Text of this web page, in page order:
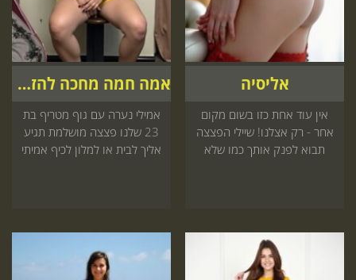
אליסיה
אין עוד אחת כזו בשום מקום
אחר - רק אצלנו! שיילי הפצצה
תבוא לפנק אותך כמו שלא
אמה חמה מחכה להזמנה שלך
אמילי נערה עם גוף מטריף בת
23 שלנו פצצה מושלמת תגיע
אליך לבית או למלון לכיף אמיתי